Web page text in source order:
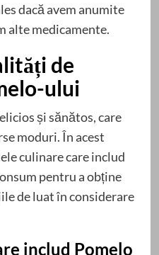
dacă avem anumite
alte medicamente.
de
ului
și sănătos, care
moduri. În acest
culinare care includ
pentru a obține
de luat în considerare
includ Pomelo